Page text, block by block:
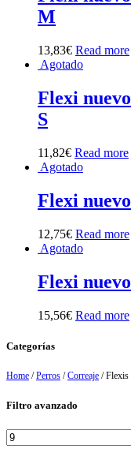
M
13,83€ Read more
Agotado
Flexi
S
11,82€ Read more
Agotado
Flexi
12,75€ Read more
Agotado
Flexi
15,56€ Read more
Categorías
Home /Perros /Correaje / Flexis
Filtro avanzado
Min
price